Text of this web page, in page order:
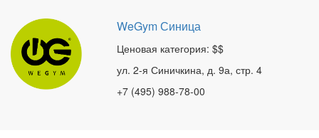
WeGym Синица
Ценовая категория: $$
ул. 2-я Синичкина, д. 9а, стр. 4
+7 (495) 988-78-00